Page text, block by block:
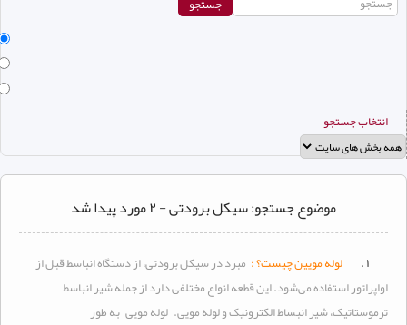
انتخاب جستجو
موضوع جستجو: سیکل برودتی - ۲ مورد پیدا شد
۱ . لوله مویین چیست؟ : مبرد درسیکلبرودتی، از دستگاه انباسط قبل از
اواپراتور استفاده می‌شود. این قطعه انواع مختلفی دارد از جمله شیر انباسط
ترموستاتیک، شیر انبساط الکترونیک و لوله مویی. لوله مویی به طور